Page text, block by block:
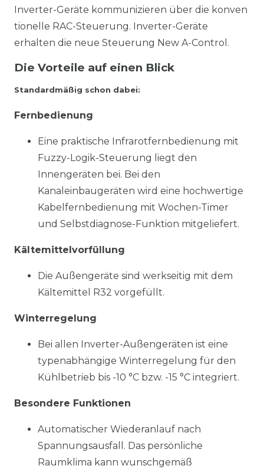
Inverter-Geräte kommunizieren über die konven
tionelle RAC-Steuerung. Inverter-Geräte
erhalten die neue Steuerung New A-Control.
Die Vorteile auf einen Blick
Standardmäßig schon dabei:
Fernbedienung
Eine praktische Infrarotfernbedienung mit
Fuzzy-Logik-Steuerung liegt den
Innengeräten bei. Bei den
Kanaleinbaugeräten wird eine hochwertige
Kabelfernbedienung mit Wochen-Timer
und Selbstdiagnose-Funktion mitgeliefert.
Kältemittelvorfüllung
Die Außengeräte sind werkseitig mit dem
Kältemittel R32 vorgefüllt.
Winterregelung
Bei allen Inverter-Außengeräten ist eine
typenabhängige Winterregelung für den
Kühlbetrieb bis -10 °C bzw. -15 °C integriert.
Besondere Funktionen
Automatischer Wiederanlauf nach
Spannungsausfall. Das persönliche
Raumklima kann wunschgemäß